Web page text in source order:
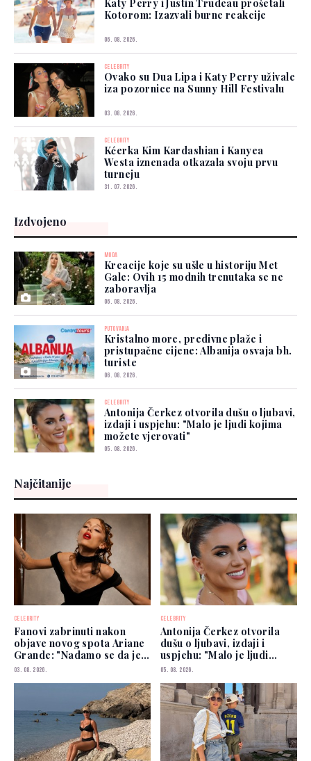
Katy Perry i Justin Trudeau prošetali
Kotorom: Izazvali burne reakcije
06. 08. 2026.
CELEBRITY
Ovako su Dua Lipa i Katy Perry uživale
iza pozornice na Sunny Hill Festivalu
03. 08. 2026.
CELEBRITY
Kćerka Kim Kardashian i Kanyea
Westa iznenada otkazala svoju prvu
turneju
31. 07. 2026.
Izdvojeno
MODA
Kreacije koje su ušle u historiju Met
Gale: Ovih 15 modnih trenutaka se ne
zaboravlja
06. 08. 2026.
PUTOVANJA
Kristalno more, predivne plaže i
pristupačne cijene: Albanija osvaja bh.
turiste
06. 08. 2026.
CELEBRITY
Antonija Čerkez otvorila dušu o ljubavi,
izdaji i uspjehu: "Malo je ljudi kojima
možete vjerovati"
05. 08. 2026.
Najčitanije
CELEBRITY
Fanovi zabrinuti nakon
objave novog spota Ariane
Grande: "Nadamo se da je
dobro"
03. 08. 2026.
CELEBRITY
Antonija Čerkez otvorila
dušu o ljubavi, izdaji i
uspjehu: "Malo je ljudi
kojima možete vjerovati"
05. 08. 2026.